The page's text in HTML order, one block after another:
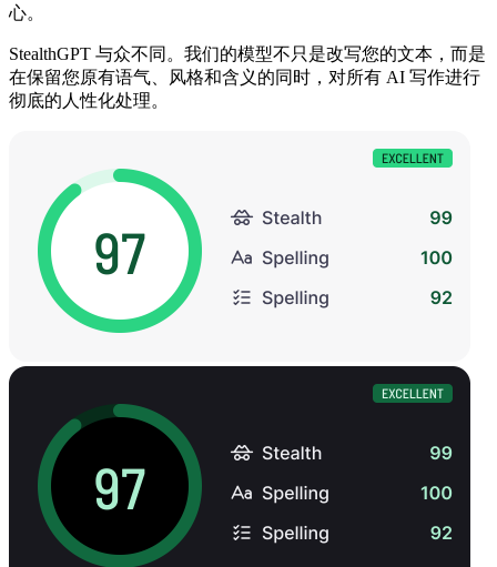
心。
StealthGPT 与众不同。我们的模型不只是改写您的文本，而是
在保留您原有语气、风格和含义的同时，对所有 AI 写作进行
彻底的人性化处理。